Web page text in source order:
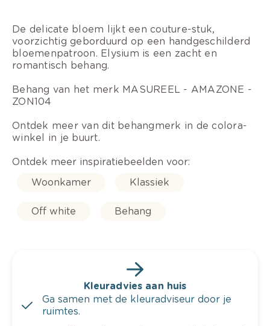
De delicate bloem lijkt een couture-stuk,
voorzichtig geborduurd op een handgeschilderd
bloemenpatroon. Elysium is een zacht en
romantisch behang.
Behang van het merk MASUREEL - AMAZONE -
ZON104
Ontdek meer van dit behangmerk in de colora-
winkel in je buurt.
Ontdek meer inspiratiebeelden voor:
Woonkamer
Klassiek
Off white Behang
Kleuradvies aan huis
Ga samen met de kleuradviseur door je
ruimtes.